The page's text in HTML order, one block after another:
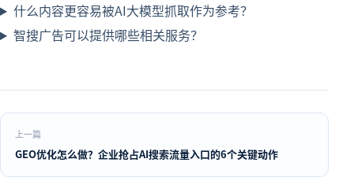
什么内容更容易被AI大模型抓取作为参考？
智搜广告可以提供哪些相关服务？
上一篇
GEO优化怎么做？企业抢占AI搜索流量入口的6个关键动作